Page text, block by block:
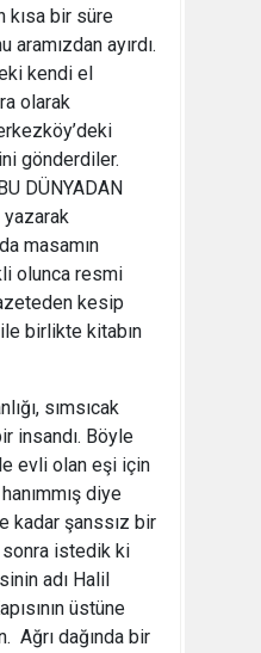
kısa bir süre
ayırdı.
kendi el
olarak
gönderdiler.
DÜNYADAN
yazarak
masamın
olunca resmi
kesip
ile birlikte kitabın
sımsıcak
insandı. Böyle
evli olan eşi için
diye
kadar şanssız bir
sonra istedik ki
adı Halil
üstüne
Ağrı dağında bir